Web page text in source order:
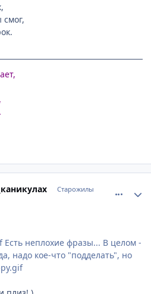
Старожилы
неплохие фразы... В целом -
надо кое-что "подделать", но